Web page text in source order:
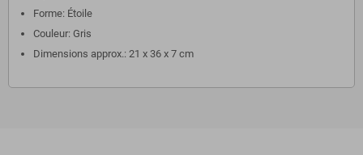
Forme: Étoile
Couleur: Gris
Dimensions approx.: 21 x 36 x 7 cm